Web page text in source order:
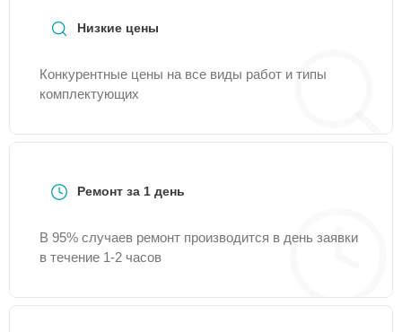
Низкие цены
Конкурентные цены на все виды работ и типы
комплектующих
Ремонт за 1 день
В 95% случаев ремонт производится в день заявки
в течение 1-2 часов